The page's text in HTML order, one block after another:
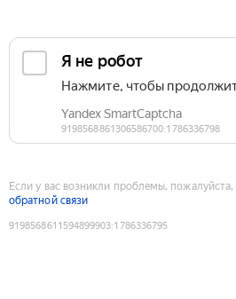
Если у вас возникли проблемы, пожалуйста,
обратной связи
9198568611594899903:1786336795